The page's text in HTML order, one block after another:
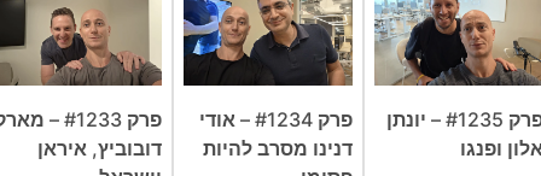
פרק #1235 – יונתן
ופנגו
פרק #1234 – אודי
דנינו מסרב להיות
פרק #1233 –
דובוביץ, איראן